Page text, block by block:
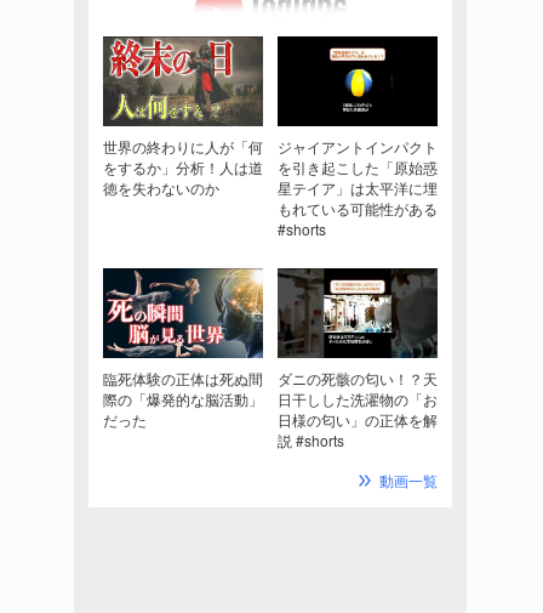
世界の終わりに人が「何
をするか」分析！人は道
徳を失わないのか
ジャイアントインパクト
を引き起こした「原始惑
星テイア」は太平洋に埋
もれている可能性がある
#shorts
臨死体験の正体は死ぬ間
際の「爆発的な脳活動」
だった
ダニの死骸の匂い！？天
日干しした洗濯物の「お
日様の匂い」の正体を解
説 #shorts
動画一覧